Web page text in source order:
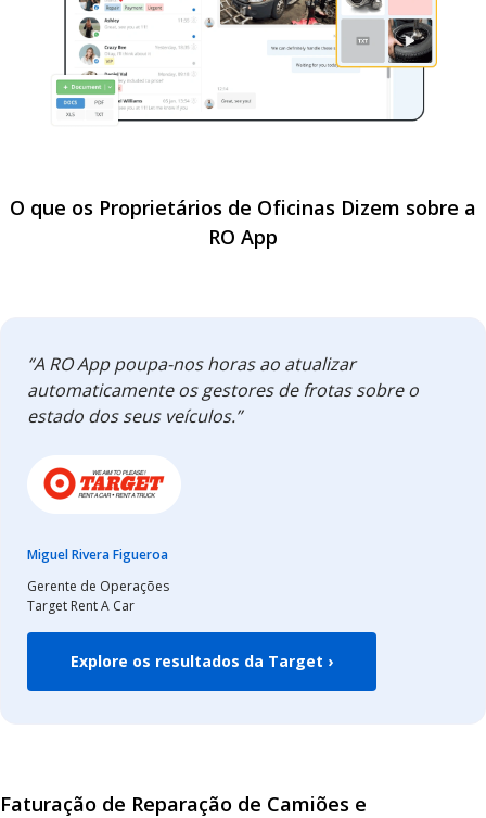
O que os Proprietários de Oficinas Dizem sobre a
RO App
“A RO App poupa-nos horas ao atualizar
automaticamente os gestores de frotas sobre o
estado dos seus veículos.”
Miguel Rivera Figueroa
Gerente de Operações
Target Rent A Car
Explore os resultados da Target ›
Faturação de Reparação de Camiões e